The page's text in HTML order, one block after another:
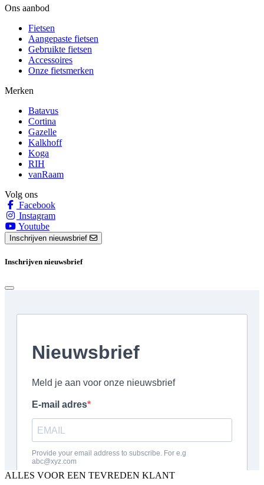
Ons aanbod
Fietsen
Aangepaste fietsen
Gebruikte fietsen
Accessoires
Onze fietsmerken
Merken
Batavus
Cortina
Gazelle
Kalkhoff
Koga
RIH
vanRaam
Volg ons
Facebook
Instagram
Youtube
Inschrijven nieuwsbrief
Inschrijven nieuwsbrief
ALLES VOOR EEN TEVREDEN KLANT